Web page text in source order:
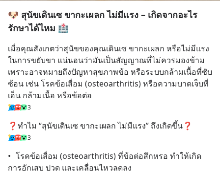
🐶 สุนัขเดินเซ ขากะเผลก ไม่มีแรง – เกิดจากอะไร
รักษาได้ไหม 🏥
เมื่อคุณสังเกตว่าสุนัขของคุณเดินเซ ขากะเผลก หรือไม่มีแรง
ในการขยับขา แน่นอนว่ามันเป็นสัญญาณที่ไม่ควรมองข้าม
เพราะอาจหมายถึงปัญหาสุขภาพข้อ หรือระบบกล้ามเนื้อที่ซับ
ซ้อน เช่น โรคข้อเสื่อม (osteoarthritis) หรือความบาดเจ็บที่
เอ็น กล้ามเนื้อ หรือข้อต่อ
3
❓ทำไม “สุนัขเดินเซ ขากะเผลก ไม่มีแรง” ถึงเกิดขึ้น❓
3
•	โรคข้อเสื่อม (osteoarthritis) ที่ข้อต่อสึกหรอ ทำให้เกิด
การอักเสบ ปวด และเคลื่อนไหวลดลง